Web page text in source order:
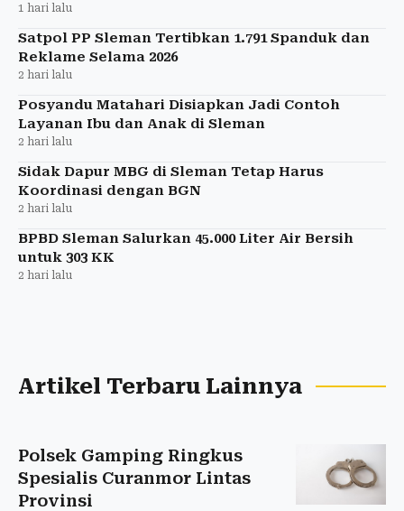
1 hari lalu
Satpol PP Sleman Tertibkan 1.791 Spanduk dan
Reklame Selama 2026
2 hari lalu
Posyandu Matahari Disiapkan Jadi Contoh
Layanan Ibu dan Anak di Sleman
2 hari lalu
Sidak Dapur MBG di Sleman Tetap Harus
Koordinasi dengan BGN
2 hari lalu
BPBD Sleman Salurkan 45.000 Liter Air Bersih
untuk 303 KK
2 hari lalu
Artikel Terbaru Lainnya
Polsek Gamping Ringkus
Spesialis Curanmor Lintas
Provinsi